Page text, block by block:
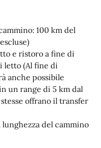
100 km del
e ristoro a fine di
letto (Al fine di
anche possibile
un range di 5 km dal
offrano il transfer
lunghezza del cammino